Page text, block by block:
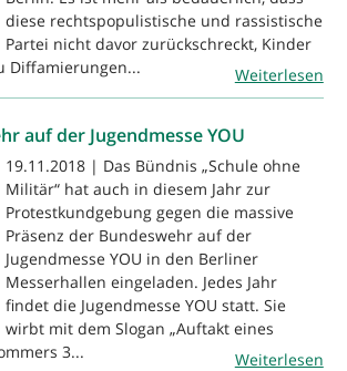
diese rechtspopulistische und rassistische
Partei nicht davor zurückschreckt, Kinder
Diffamierungen...
Weiterlesen
auf der Jugendmesse YOU
19.11.2018 | Das Bündnis „Schule ohne
Militär“ hat auch in diesem Jahr zur
Protestkundgebung gegen die massive
Präsenz der Bundeswehr auf der
Jugendmesse YOU in den Berliner
Messerhallen eingeladen. Jedes Jahr
findet die Jugendmesse YOU statt. Sie
wirbt mit dem Slogan „Auftakt eines
3...
Weiterlesen